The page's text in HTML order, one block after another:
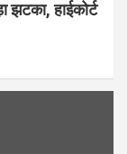
झटका, हाईकोर्ट